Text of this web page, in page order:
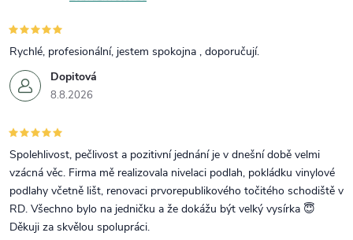
Dopitová
8.8.2026
Rychlé, profesionální, jestem spokojna , doporučují.
Spolehlivost, pečlivost a pozitivní jednání je v dnešní době velmi
vzácná věc. Firma mě realizovala nivelaci podlah, pokládku vinylové
podlahy včetně lišt, renovaci prvorepublikového točitého schodiště v
RD. Všechno bylo na jedničku a že dokážu být velký vysírka 😇
Děkuji za skvělou spolupráci.